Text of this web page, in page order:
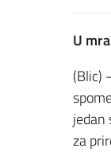
U
(Blic)
jedan
za